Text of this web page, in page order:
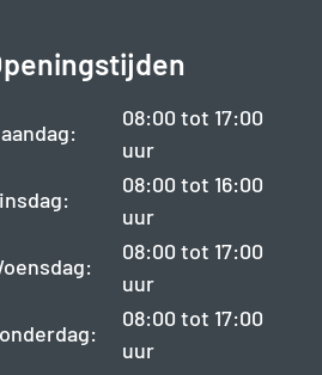
08:00 tot 17:00
uur
08:00 tot 16:00
uur
08:00 tot 17:00
uur
08:00 tot 17:00
uur